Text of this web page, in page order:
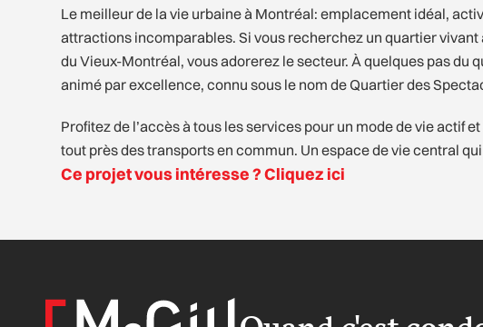
Le meilleur de la vie urbaine à Montréal: emplacement idéal,
attractions incomparables. Si vous recherchez un quartier vivant
du Vieux-Montréal, vous adorerez le secteur. À quelques pas du
animé par excellence, connu sous le nom de Quartier des
Profitez de l’accès à tous les services pour un mode de vie actif
tout près des transports en commun. Un espace de vie central
Ce projet vous intéresse ? Cliquez ici